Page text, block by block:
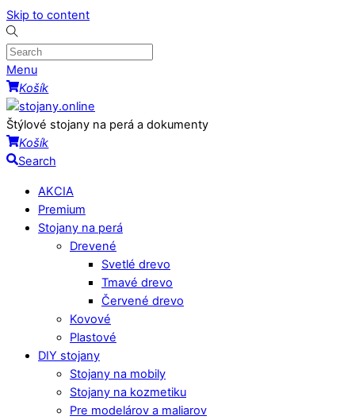
Skip to content
Menu
Košík
Štýlové stojany na perá a dokumenty
Košík
Search
AKCIA
Premium
Stojany na perá
Drevené
Svetlé drevo
Tmavé drevo
Červené drevo
Kovové
Plastové
DIY stojany
Stojany na mobily
Stojany na kozmetiku
Pre modelárov a maliarov